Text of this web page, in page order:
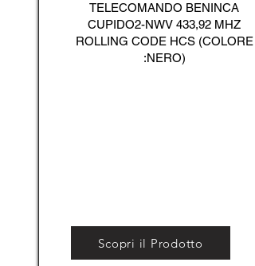
TELECOMANDO BENINCA
CUPIDO2-NWV 433,92 MHZ
ROLLING CODE HCS (COLORE
:NERO)
Scopri il Prodotto